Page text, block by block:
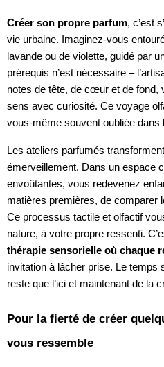
Créer son propre parfum, c’est
vie urbaine. Imaginez-vous
lavande ou de violette, guidé par
prérequis n’est nécessaire –
notes de tête, de cœur et de fond,
sens avec curiosité. Ce voyage
vous-même souvent oubliée dans
Les ateliers parfumés
émerveillement. Dans un espace
envoûtantes, vous redevenez
matières premières, de comparer
Ce processus tactile et olfactif
nature, à votre propre ressenti.
thérapie sensorielle où chaque
invitation à lâcher prise. Le temps
reste que l’ici et maintenant de la
Pour la fierté de créer
vous ressemble